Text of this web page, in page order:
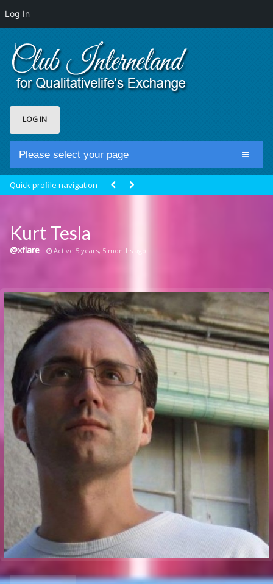
Log In
LOG IN
Please select your page
Groups
Cristal Temple
Meeting Point
The Yacht Club
Quick profile navigation
Kurt Tesla
@xflare Active 5 years, 5 months ago